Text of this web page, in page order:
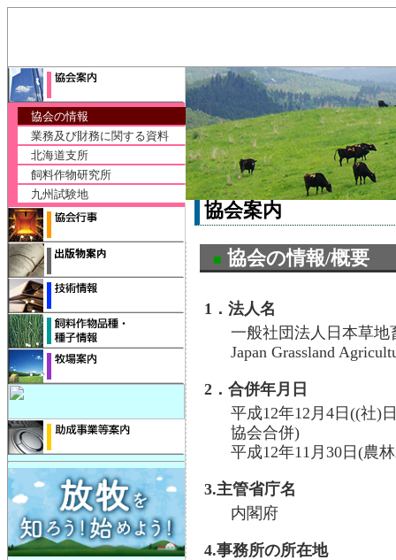
協会の情報
業務及び財務に関する資料
北海道支所
飼料作物研究所
九州試験地
協会案内
■ 協会の情報/概要
1．法人名
一般社団法人日本草地
Japan Grassland
2．合併年月日
平成12年12月4日((社)
協会合併)
平成12年11月30日(農
3.主管省庁名
内閣府
4.事務所の所在地